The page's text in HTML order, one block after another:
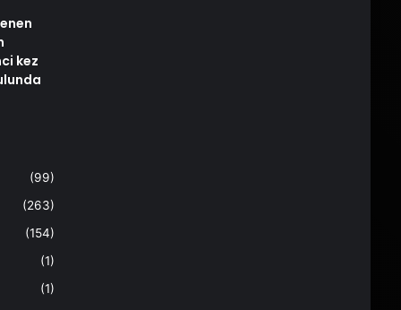
kez
(99)
(263)
(154)
(1)
(1)